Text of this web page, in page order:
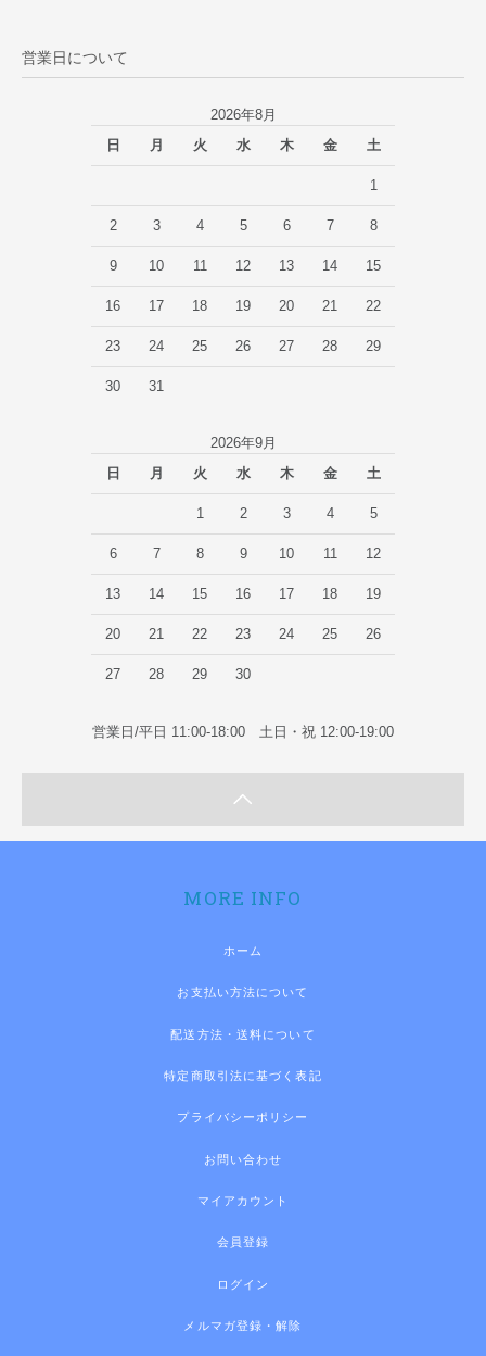
営業日について
2026年8月
日
月 火 水 木 金 土
1
2 3 4 5 6 7 8
9 10 11 12 13 14 15
16 17 18 19 20 21 22
23 24 25 26 27 28 29
30 31
2026年9月
日
月 火 水 木 金 土
1 2 3 4 5
6 7 8 9 10 11 12
13 14 15 16 17 18 19
20 21 22 23 24 25 26
27 28 29 30
営業日/平日 11:00-18:00 土日・祝 12:00-19:00
MORE INFO
ホーム
お支払い方法について
配送方法・送料について
特定商取引法に基づく表記
プライバシーポリシー
お問い合わせ
マイアカウント
会員登録
ログイン
メルマガ登録・解除